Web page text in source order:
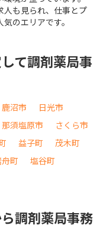
人も見られ、仕事とプ
のエリアです。
て調剤薬局事
鹿沼市
日光市
那須塩原市
さくら市
益子町
茂木町
町
塩谷町
調剤薬局事務